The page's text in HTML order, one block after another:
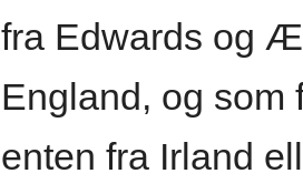
fra Edwards og
England, og
enten fra Irland